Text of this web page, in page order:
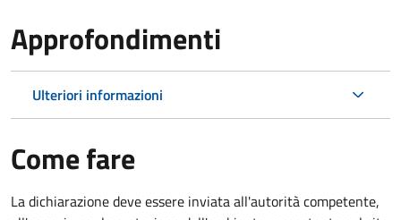
Approfondimenti
Ulteriori informazioni
Come fare
La dichiarazione deve essere inviata all'autorità competente,